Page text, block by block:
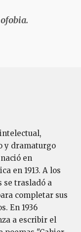
y dramaturgo
en
en 1913. A los
se trasladó a
completar sus
En 1936
a escribir el